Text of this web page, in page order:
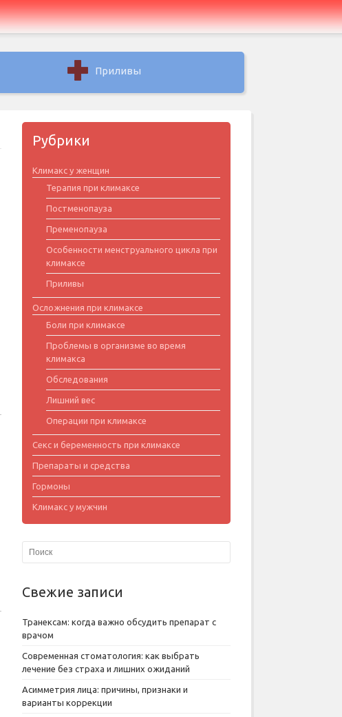
Приливы
Рубрики
Климакс у женщин
Терапия при климаксе
Постменопауза
Пременопауза
Особенности менструального цикла при
климаксе
Приливы
Осложнения при климаксе
Боли при климаксе
Проблемы в организме во время
климакса
Обследования
Лишний вес
Операции при климаксе
Секс и беременность при климаксе
Препараты и средства
Гормоны
Климакс у мужчин
Свежие записи
Транексам: когда важно обсудить препарат с
врачом
Современная стоматология: как выбрать
лечение без страха и лишних ожиданий
Асимметрия лица: причины, признаки и
варианты коррекции